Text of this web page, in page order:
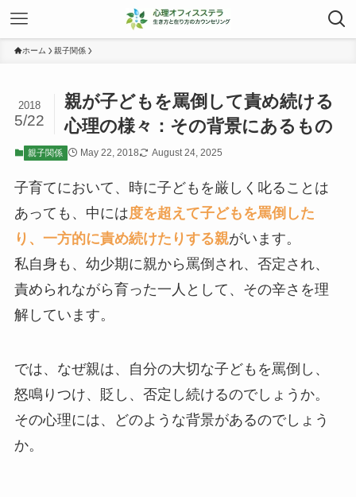
ホーム 親子関係
親が子どもを罵倒して責め続ける
心理の様々：その背景にあるもの
2018
5/22
親子関係 May 22, 2018 August 24, 2025
子育てにおいて、時に子どもを厳しく叱ることは
あっても、中には度を超えて子どもを罵倒した
り、一方的に責め続けたりする親がいます。
私自身も、幼少期に親から罵倒され、否定され、
責められながら育った一人として、その辛さを理
解しています。
では、なぜ親は、自分の大切な子どもを罵倒し、
怒鳴りつけ、貶し、否定し続けるのでしょうか。
その心理には、どのような背景があるのでしょう
か。